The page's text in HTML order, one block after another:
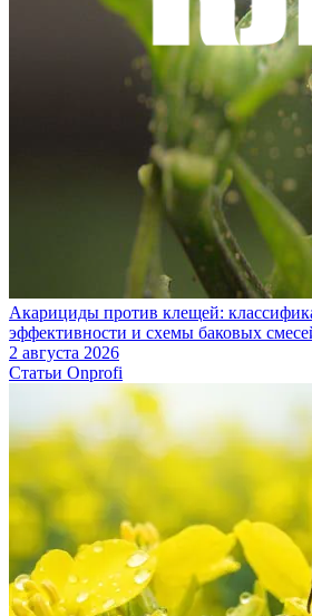
Акарициды против клещей:
эффективности и схемы баковых
2 августа 2026
Статьи Onprofi